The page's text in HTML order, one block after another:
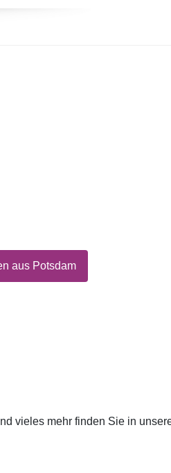
aus Potsdam
vieles mehr finden Sie in